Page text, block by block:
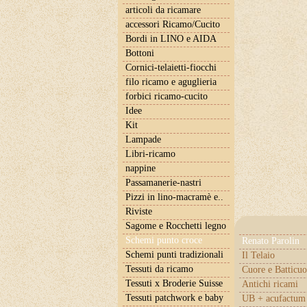
articoli da ricamare
accessori Ricamo/Cucito
Bordi in LINO e AIDA
Bottoni
Cornici-telaietti-fiocchi
filo ricamo e aguglieria
forbici ricamo-cucito
Idee
Kit
Lampade
Libri-ricamo
nappine
Passamanerie-nastri
Pizzi in lino-macramè e..
Riviste
Sagome e Rocchetti legno
Schemi punto croce
Renato Parolin
Il Telaio
Cuore e
Antichi ricami
UB +
Schemi punti tradizionali
Tessuti da ricamo
Tessuti x Broderie Suisse
Tessuti patchwork e baby